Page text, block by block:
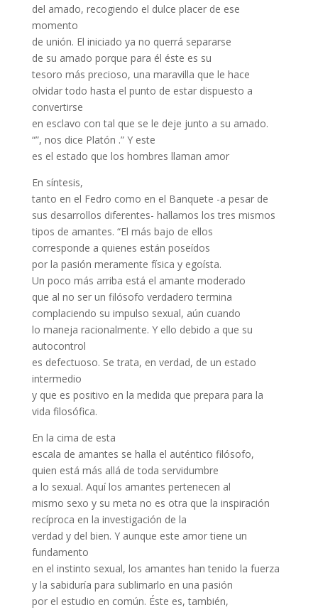
del amado, recogiendo el dulce placer de ese
momento
de unión. El iniciado ya no querrá separarse
de su amado porque para él éste es su
tesoro más precioso, una maravilla que le hace
olvidar todo hasta el punto de estar dispuesto a
convertirse
en esclavo con tal que se le deje junto a su amado.
“”, nos dice Platón .” Y este
es el estado que los hombres llaman amor
En síntesis,
tanto en el Fedro como en el Banquete -a pesar de
sus desarrollos diferentes- hallamos los tres mismos
tipos de amantes. “El más bajo de ellos
corresponde a quienes están poseídos
por la pasión meramente física y egoísta.
Un poco más arriba está el amante moderado
que al no ser un filósofo verdadero termina
complaciendo su impulso sexual, aún cuando
lo maneja racionalmente. Y ello debido a que su
autocontrol
es defectuoso. Se trata, en verdad, de un estado
intermedio
y que es positivo en la medida que prepara para la
vida filosófica.
En la cima de esta
escala de amantes se halla el auténtico filósofo,
quien está más allá de toda servidumbre
a lo sexual. Aquí los amantes pertenecen al
mismo sexo y su meta no es otra que la inspiración
recíproca en la investigación de la
verdad y del bien. Y aunque este amor tiene un
fundamento
en el instinto sexual, los amantes han tenido la fuerza
y la sabiduría para sublimarlo en una pasión
por el estudio en común. Éste es, también,